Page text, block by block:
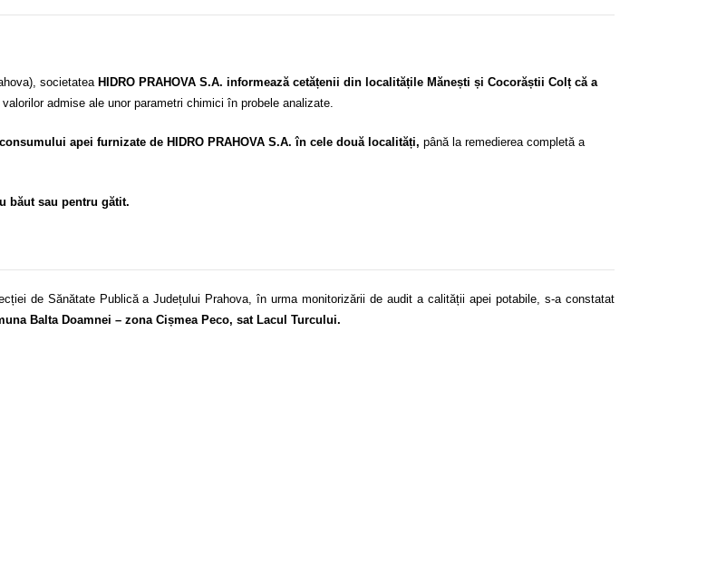
societatea HIDRO PRAHOVA S.A. informează cetățenii din localitățile Mănești și Cocorăștii Colț că a
admise ale unor parametri chimici în probele analizate.
apei furnizate de HIDRO PRAHOVA S.A. în cele două localități, până la remedierea completă a
băut sau pentru gătit.
de Sănătate Publică a Județului Prahova, în urma monitorizării de audit a calității apei potabile, s-a constatat
Balta Doamnei – zona Cișmea Peco, sat Lacul Turcului.